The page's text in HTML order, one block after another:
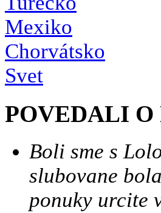
Mexiko
Chorvátsko
Svet
POVEDALI O
Boli sme s
slubovane
ponuky urcite